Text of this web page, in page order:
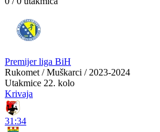
Premijer liga BiH
Rukomet / Muškarci / 2023-2024
Utakmice 22. kolo
Krivaja
31:34